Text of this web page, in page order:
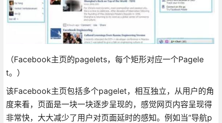
（Facebook主页的pagelets，每个矩形对应一个Pagele
t。）
该Facebook主页包括多个pagelet，相互独立，从用户的角
度来看，页面是一块一块逐步呈现的，感觉网页内容呈现得
非常快，大大减少了用户对页面延时的感知。例如当“导航p